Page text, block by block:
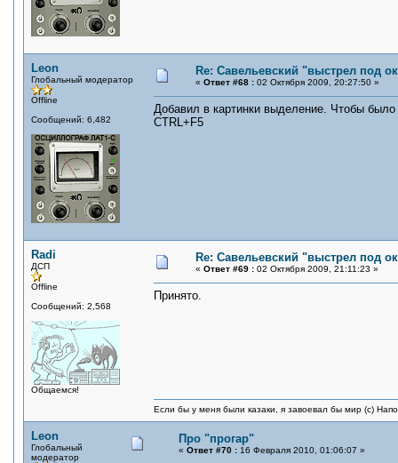
Leon
Глобальный модератор
Offline
Сообщений: 6,482
Re: Савельевский "выстрел под
« Ответ #68 : 02 Октября 2009, 20:27:50 »
Добавил в картинки выделение. Чтобы
CTRL+F5
Radi
ДСП
Offline
Сообщений: 2,568
Общаемся!
Re: Савельевский "выстрел под
« Ответ #69 : 02 Октября 2009, 21:11:23 »
Принято.
Если бы у меня были казаки, я завоевал бы мир (с)
Leon
Глобальный
модератор
Про "прогар"
« Ответ #70 : 16 Февраля 2010, 01:06:07 »